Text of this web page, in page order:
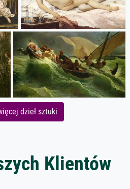
dzieł sztuki
Klientów